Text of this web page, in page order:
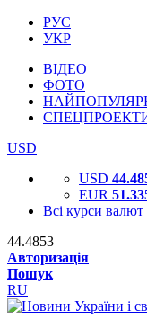
РУС
УКР
ВІДЕО
ФОТО
USD
USD
EUR
Всі курси валют
44.4853
Авторизація
Пошук
RU